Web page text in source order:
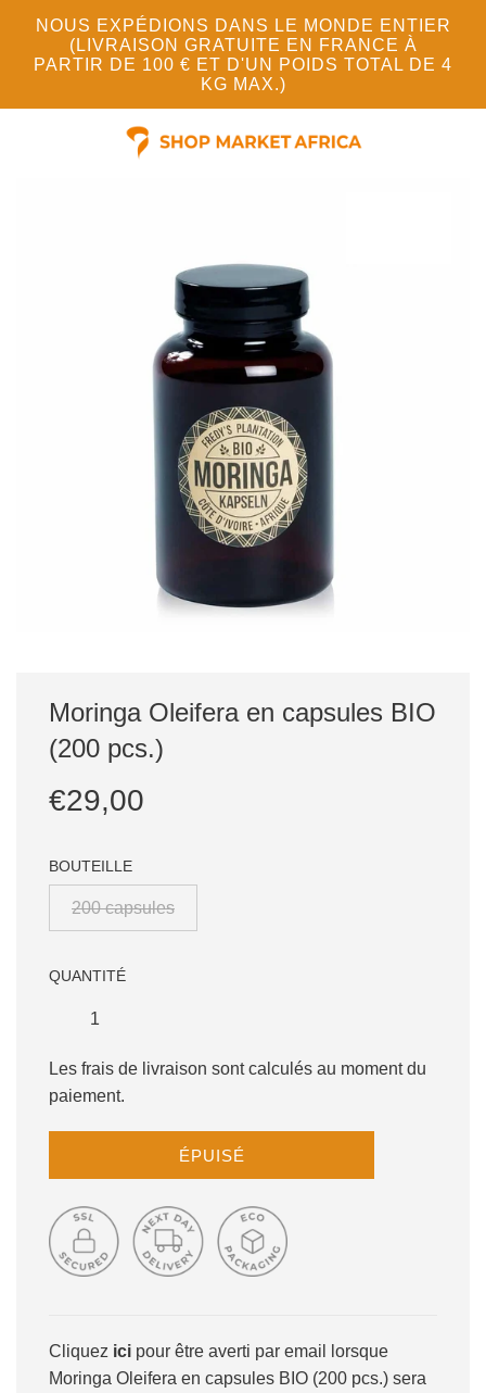
NOUS EXPÉDIONS DANS LE MONDE ENTIER
(LIVRAISON GRATUITE EN FRANCE À
PARTIR DE 100 € ET D'UN POIDS TOTAL DE 4
KG MAX.)
Moringa Oleifera en capsules BIO
(200 pcs.)
Prix
Prix
régulier
€29,00
BOUTEILLE
200 capsules
QUANTITÉ
Les frais de livraison sont calculés au moment du
paiement.
C
H
R
G
E
T
E
ÉPUISÉ
Cliquez ici pour être averti par email lorsque
Moringa Oleifera en capsules BIO (200 pcs.) sera